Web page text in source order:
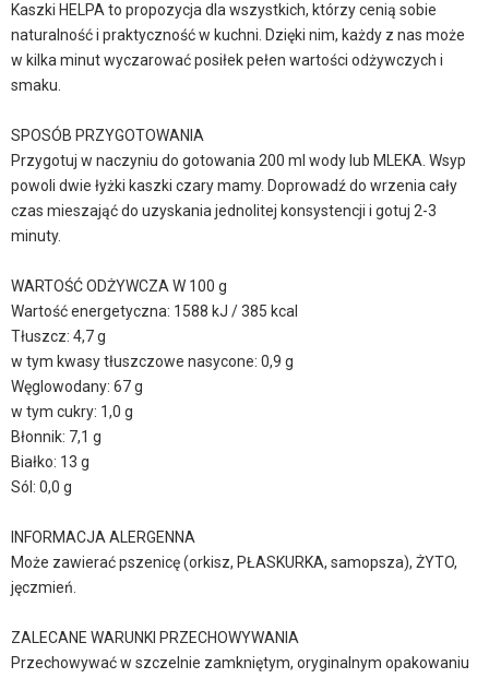
Kaszki HELPA to propozycja dla wszystkich, którzy cenią sobie
naturalność i praktyczność w kuchni. Dzięki nim, każdy z nas może
w kilka minut wyczarować posiłek pełen wartości odżywczych i
smaku.
SPOSÓB PRZYGOTOWANIA
Przygotuj w naczyniu do gotowania 200 ml wody lub MLEKA. Wsyp
powoli dwie łyżki kaszki czary mamy. Doprowadź do wrzenia cały
czas mieszająć do uzyskania jednolitej konsystencji i gotuj 2-3
minuty.
WARTOŚĆ ODŻYWCZA W 100 g
Wartość energetyczna: 1588 kJ / 385 kcal
Tłuszcz: 4,7 g
w tym kwasy tłuszczowe nasycone: 0,9 g
Węglowodany: 67 g
w tym cukry: 1,0 g
Błonnik: 7,1 g
Białko: 13 g
Sól: 0,0 g
INFORMACJA ALERGENNA
Może zawierać pszenicę (orkisz, PŁASKURKA, samopsza), ŻYTO,
jęczmień.
ZALECANE WARUNKI PRZECHOWYWANIA
Przechowywać w szczelnie zamkniętym, oryginalnym opakowaniu